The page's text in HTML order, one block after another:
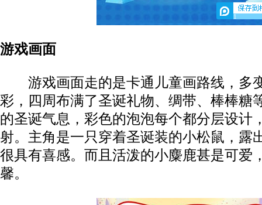
1
游戏画面
游戏画面走的是卡通儿童画路线，多
彩，四周布满了圣诞礼物、绸带、棒棒糖
的圣诞气息，彩色的泡泡每个都分层设计
射。主角是一只穿着圣诞装的小松鼠，露
很具有喜感。而且活泼的小麋鹿甚是可爱
馨。